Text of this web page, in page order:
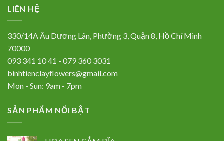
LIÊN HỆ
330/14A Âu Dương Lân, Phường 3, Quận 8, Hồ Chí Minh
70000
093 341 10 41 - 079 360 3031
binhtienclayflowers@gmail.com
Mon - Sun: 9am - 7pm
SẢN PHẨM NỔI BẬT